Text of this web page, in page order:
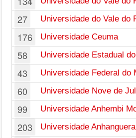
27 Universidade do Vale do
176 Universidade Ceuma
58 Universidade Estadual
43 Universidade Federal do
60 Universidade Nove de
99 Universidade Anhembi
203 Universidade